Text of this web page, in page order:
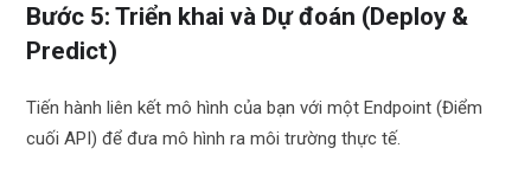
Bước 5: Triển khai và Dự đoán (Deploy &
Predict)
Tiến hành liên kết mô hình của bạn với một Endpoint (Điểm
cuối API) để đưa mô hình ra môi trường thực tế.